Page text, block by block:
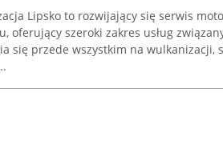
Lipsko to rozwijający się serwis
oferujący szeroki zakres usług
się przede wszystkim na wulkanizacji,